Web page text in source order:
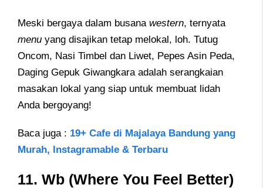
Meski bergaya dalam busana western, ternyata
menu yang disajikan tetap melokal, loh. Tutug
Oncom, Nasi Timbel dan Liwet, Pepes Asin Peda,
Daging Gepuk Giwangkara adalah serangkaian
masakan lokal yang siap untuk membuat lidah
Anda bergoyang!
Baca juga : 19+ Cafe di Majalaya Bandung yang
Murah, Instagramable & Terbaru
11. Wb (Where You Feel Better)